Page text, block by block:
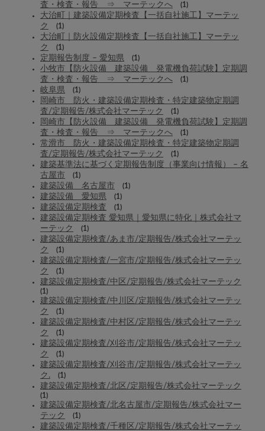
査・検査・報告 ⇒ マーテックへ
(1)
大治町｜建築設備定期検査【一括自社施工】マーテッ
ク
(1)
大治町｜防火設備定期検査【一括自社施工】マーテッ
ク
(1)
定期報告制度 – 愛知県 (1)
小牧市【防火設備 建築設備 発電機負荷試験】定期調
査・検査・報告 ⇒ マーテックへ
(1)
岐阜県 (1)
岡崎市 防火・建築設備定期検査・特定建築物定期調
査/定期報告/株式会社マーテック
(1)
岡崎市【防火設備 建築設備 発電機負荷試験】定期調
査・検査・報告 ⇒ マーテックへ
(1)
常滑市 防火・建築設備定期検査・特定建築物定期調
査/定期報告/株式会社マーテック
(1)
建築基準法に基づく定期報告制度（事業向け情報） – 名
古屋市
(1)
建築設備 名古屋市 (1)
建築設備 愛知県 (1)
建築設備定期検査 (1)
建築設備定期検査 愛知県｜愛知県に特化｜株式会社マ
ーテック
(1)
建築設備定期検査/あま市/定期報告/株式会社マーテッ
ク
(1)
建築設備定期検査/一宮市/定期報告/株式会社マーテッ
ク
(1)
建築設備定期検査/中区/定期報告/株式会社マーテック
(1)
建築設備定期検査/中川区/定期報告/株式会社マーテッ
ク
(1)
建築設備定期検査/中村区/定期報告/株式会社マーテッ
ク
(1)
建築設備定期検査/刈谷市/定期報告/株式会社マーテッ
ク
(1)
建築設備定期検査/刈谷市/定期報告/株式会社マーテッ
ク.
(1)
建築設備定期検査/北区/定期報告/株式会社マーテック
(1)
建築設備定期検査/北名古屋市/定期報告/株式会社マー
テック
(1)
建築設備定期検査/千種区/定期報告/株式会社マーテッ